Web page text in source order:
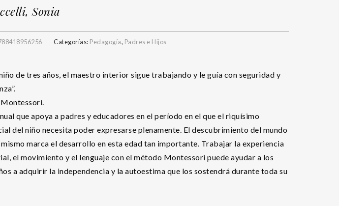
Sonia
Categorías: Pedagogía, Padres e Hijos
de tres años, el maestro interior sigue trabajando y le guía con seguridad y
que apoya a padres y educadores en el período en el que el riquísimo
del niño necesita poder expresarse plenamente. El descubrimiento del mundo
mismo marca el desarrollo en esta edad tan importante. Trabajar la experiencia
el movimiento y el lenguaje con el método Montessori puede ayudar a los
a adquirir la independencia y la autoestima que los sostendrá durante toda su